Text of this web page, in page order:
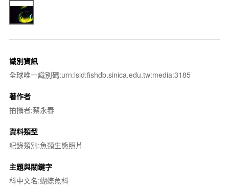
識別資訊
全球唯一識別碼:urn:lsid:fishdb.sinica.edu.tw:media:3185
著作者
拍攝者:蔡永春
資料類型
紀錄類別:魚類生態照片
主題與關鍵字
科中文名:蝴蝶魚科